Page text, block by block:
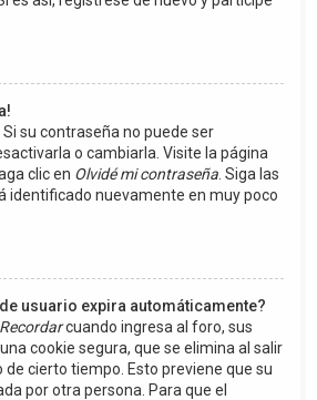
Si su contraseña no puede ser
o cambiarla. Visite la página
clic en Olvidé mi contraseña . Siga las
identificado nuevamente en muy poco
usuario expira automáticamente?
Recordarcuando ingresa al foro, sus
cookie segura, que se elimina al salir
de cierto tiempo. Esto previene que su
por otra persona. Para que el